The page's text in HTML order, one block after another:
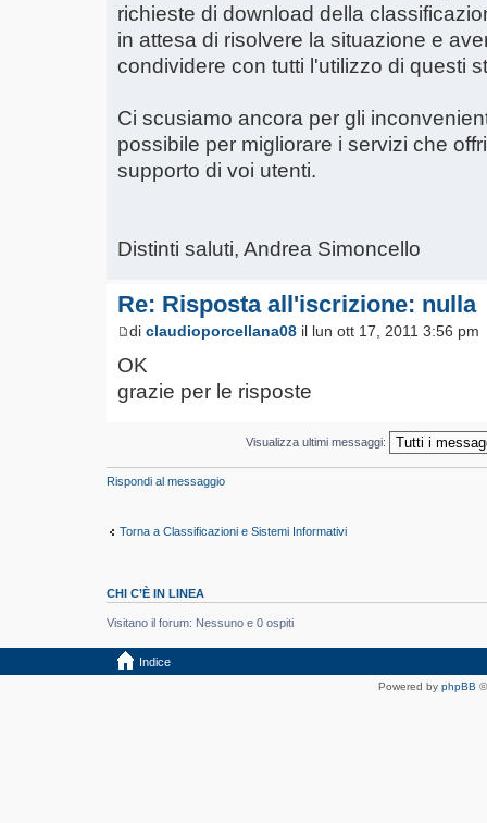
richieste di download della
in attesa di risolvere la situazione e
condividere con tutti l'utilizzo di questi
Ci scusiamo ancora per gli
possibile per migliorare i servizi che
supporto di voi utenti.
Distinti saluti, Andrea Simoncello
Re: Risposta all'iscrizione: nulla
di claudioporcellana08 il lun ott 17, 2011 3:56 pm
OK
grazie per le risposte
Visualizza ultimi messaggi:
Rispondi al messaggio
Torna a Classificazioni e Sistemi Informativi
CHI C’È IN LINEA
Visitano il forum: Nessuno e 0 ospiti
Indice
Powered by phpBB